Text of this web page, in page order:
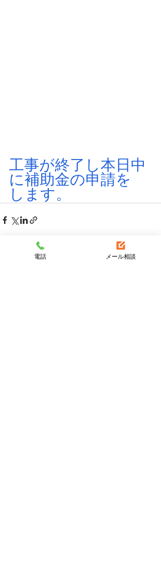
工事が終了し本日中
に補助金の申請を
します。
最新記事 すべて表示
電話 メール相談